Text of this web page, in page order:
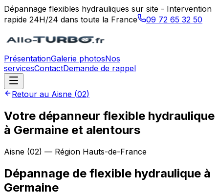
Dépannage flexibles hydrauliques sur site - Intervention
rapide 24H/24 dans toute la France
09 72 65 32 50
PrésentationGalerie photosNos
servicesContactDemande de rappel
Retour au Aisne (02)
Votre dépanneur flexible hydraulique
à Germaine et alentours
Aisne (02) — Région Hauts-de-France
Dépannage de flexible hydraulique à
Germaine